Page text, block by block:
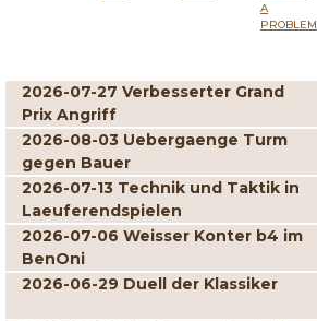
A
PROBLEM
2026-07-27 Verbesserter Grand
Prix Angriff
2026-08-03 Uebergaenge Turm
gegen Bauer
2026-07-13 Technik und Taktik in
Laeuferendspielen
2026-07-06 Weisser Konter b4 im
BenOni
2026-06-29 Duell der Klassiker